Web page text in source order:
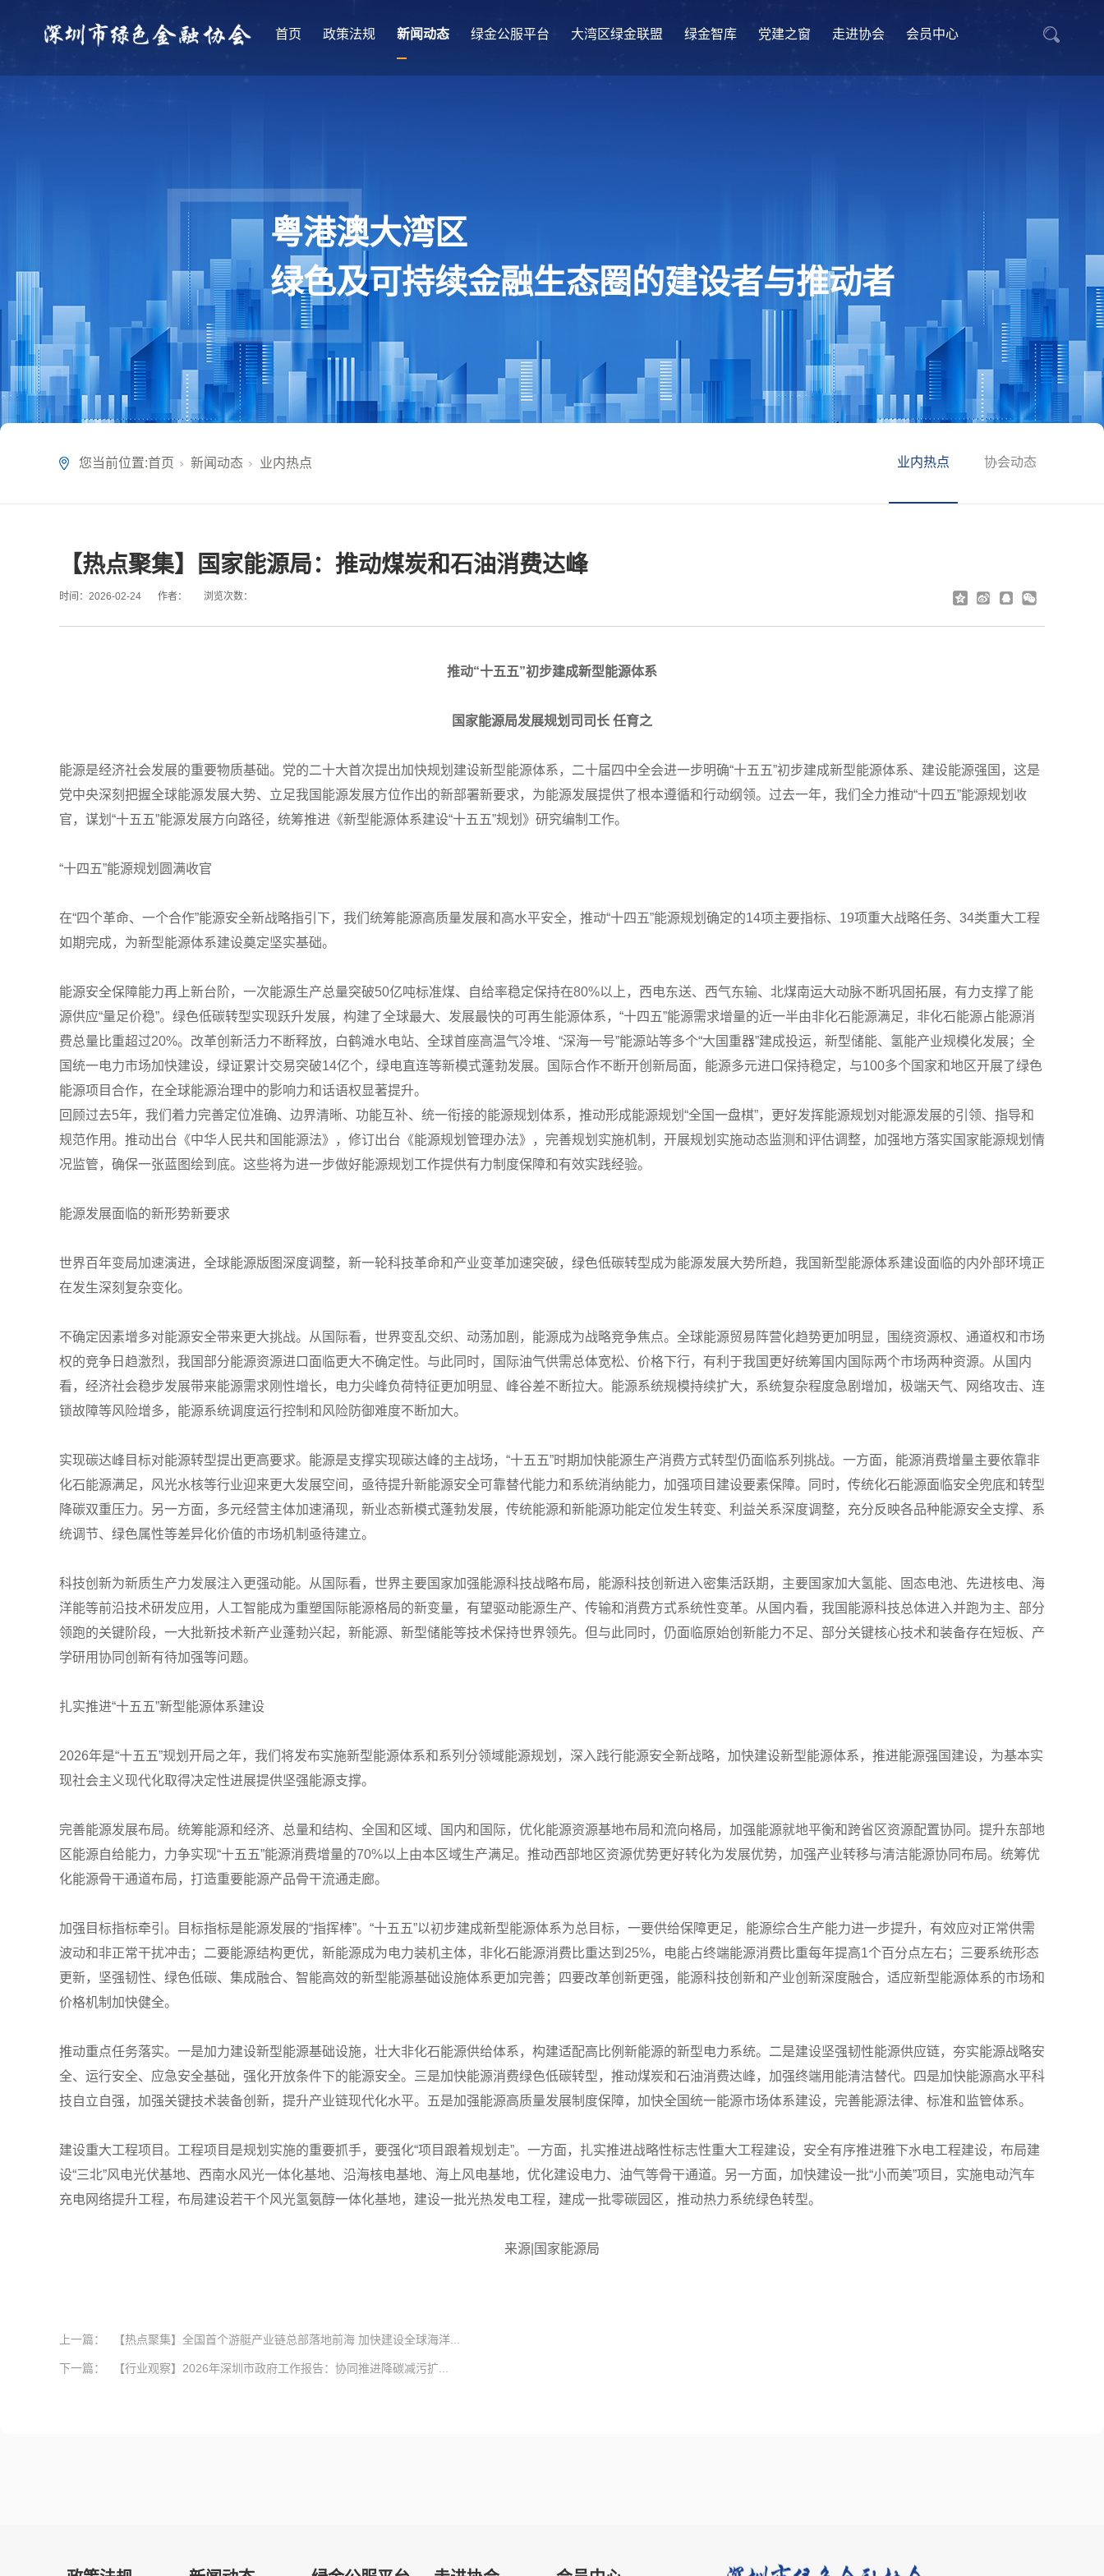
首页 政策法规 新闻动态 绿金公服平台 大湾区绿金联盟 绿金智库 党建之窗 走进协会 会员中心
粤港澳大湾区
绿色及可持续金融生态圈的建设者与推动者
您当前位置:首页 新闻动态 业内热点 业内热点 协会动态
【热点聚集】国家能源局：推动煤炭和石油消费达峰
时间： 2026-02-24 作者： 浏览次数：
推动“十五五”初步建成新型能源体系
国家能源局发展规划司司长 任育之
能源是经济社会发展的重要物质基础。党的二十大首次提出加快规划建设新型能源体系，二十届四中全会进一步明确“十五五”初步建成新型能源体系、建设能源强国，这是
党中央深刻把握全球能源发展大势、立足我国能源发展方位作出的新部署新要求，为能源发展提供了根本遵循和行动纲领。过去一年，我们全力推动“十四五”能源规划收
官，谋划“十五五”能源发展方向路径，统筹推进《新型能源体系建设“十五五”规划》研究编制工作。
“十四五”能源规划圆满收官
在“四个革命、一个合作”能源安全新战略指引下，我们统筹能源高质量发展和高水平安全，推动“十四五”能源规划确定的14项主要指标、19项重大战略任务、34类重大工程
如期完成，为新型能源体系建设奠定坚实基础。
能源安全保障能力再上新台阶，一次能源生产总量突破50亿吨标准煤、自给率稳定保持在80%以上，西电东送、西气东输、北煤南运大动脉不断巩固拓展，有力支撑了能
源供应“量足价稳”。绿色低碳转型实现跃升发展，构建了全球最大、发展最快的可再生能源体系，“十四五”能源需求增量的近一半由非化石能源满足，非化石能源占能源消
费总量比重超过20%。改革创新活力不断释放，白鹤滩水电站、全球首座高温气冷堆、“深海一号”能源站等多个“大国重器”建成投运，新型储能、氢能产业规模化发展；全
国统一电力市场加快建设，绿证累计交易突破14亿个，绿电直连等新模式蓬勃发展。国际合作不断开创新局面，能源多元进口保持稳定，与100多个国家和地区开展了绿色
能源项目合作，在全球能源治理中的影响力和话语权显著提升。
回顾过去5年，我们着力完善定位准确、边界清晰、功能互补、统一衔接的能源规划体系，推动形成能源规划“全国一盘棋”，更好发挥能源规划对能源发展的引领、指导和
规范作用。推动出台《中华人民共和国能源法》，修订出台《能源规划管理办法》，完善规划实施机制，开展规划实施动态监测和评估调整，加强地方落实国家能源规划情
况监管，确保一张蓝图绘到底。这些将为进一步做好能源规划工作提供有力制度保障和有效实践经验。
能源发展面临的新形势新要求
世界百年变局加速演进，全球能源版图深度调整，新一轮科技革命和产业变革加速突破，绿色低碳转型成为能源发展大势所趋，我国新型能源体系建设面临的内外部环境正
在发生深刻复杂变化。
不确定因素增多对能源安全带来更大挑战。从国际看，世界变乱交织、动荡加剧，能源成为战略竞争焦点。全球能源贸易阵营化趋势更加明显，围绕资源权、通道权和市场
权的竞争日趋激烈，我国部分能源资源进口面临更大不确定性。与此同时，国际油气供需总体宽松、价格下行，有利于我国更好统筹国内国际两个市场两种资源。从国内
看，经济社会稳步发展带来能源需求刚性增长，电力尖峰负荷特征更加明显、峰谷差不断拉大。能源系统规模持续扩大，系统复杂程度急剧增加，极端天气、网络攻击、连
锁故障等风险增多，能源系统调度运行控制和风险防御难度不断加大。
实现碳达峰目标对能源转型提出更高要求。能源是支撑实现碳达峰的主战场，“十五五”时期加快能源生产消费方式转型仍面临系列挑战。一方面，能源消费增量主要依靠非
化石能源满足，风光水核等行业迎来更大发展空间，亟待提升新能源安全可靠替代能力和系统消纳能力，加强项目建设要素保障。同时，传统化石能源面临安全兜底和转型
降碳双重压力。另一方面，多元经营主体加速涌现，新业态新模式蓬勃发展，传统能源和新能源功能定位发生转变、利益关系深度调整，充分反映各品种能源安全支撑、系
统调节、绿色属性等差异化价值的市场机制亟待建立。
科技创新为新质生产力发展注入更强动能。从国际看，世界主要国家加强能源科技战略布局，能源科技创新进入密集活跃期，主要国家加大氢能、固态电池、先进核电、海
洋能等前沿技术研发应用，人工智能成为重塑国际能源格局的新变量，有望驱动能源生产、传输和消费方式系统性变革。从国内看，我国能源科技总体进入并跑为主、部分
领跑的关键阶段，一大批新技术新产业蓬勃兴起，新能源、新型储能等技术保持世界领先。但与此同时，仍面临原始创新能力不足、部分关键核心技术和装备存在短板、产
学研用协同创新有待加强等问题。
扎实推进“十五五”新型能源体系建设
2026年是“十五五”规划开局之年，我们将发布实施新型能源体系和系列分领域能源规划，深入践行能源安全新战略，加快建设新型能源体系，推进能源强国建设，为基本实
现社会主义现代化取得决定性进展提供坚强能源支撑。
完善能源发展布局。统筹能源和经济、总量和结构、全国和区域、国内和国际，优化能源资源基地布局和流向格局，加强能源就地平衡和跨省区资源配置协同。提升东部地
区能源自给能力，力争实现“十五五”能源消费增量的70%以上由本区域生产满足。推动西部地区资源优势更好转化为发展优势，加强产业转移与清洁能源协同布局。统筹优
化能源骨干通道布局，打造重要能源产品骨干流通走廊。
加强目标指标牵引。目标指标是能源发展的“指挥棒”。“十五五”以初步建成新型能源体系为总目标，一要供给保障更足，能源综合生产能力进一步提升，有效应对正常供需
波动和非正常干扰冲击；二要能源结构更优，新能源成为电力装机主体，非化石能源消费比重达到25%，电能占终端能源消费比重每年提高1个百分点左右；三要系统形态
更新，坚强韧性、绿色低碳、集成融合、智能高效的新型能源基础设施体系更加完善；四要改革创新更强，能源科技创新和产业创新深度融合，适应新型能源体系的市场和
价格机制加快健全。
推动重点任务落实。一是加力建设新型能源基础设施，壮大非化石能源供给体系，构建适配高比例新能源的新型电力系统。二是建设坚强韧性能源供应链，夯实能源战略安
全、运行安全、应急安全基础，强化开放条件下的能源安全。三是加快能源消费绿色低碳转型，推动煤炭和石油消费达峰，加强终端用能清洁替代。四是加快能源高水平科
技自立自强，加强关键技术装备创新，提升产业链现代化水平。五是加强能源高质量发展制度保障，加快全国统一能源市场体系建设，完善能源法律、标准和监管体系。
建设重大工程项目。工程项目是规划实施的重要抓手，要强化“项目跟着规划走”。一方面，扎实推进战略性标志性重大工程建设，安全有序推进雅下水电工程建设，布局建
设“三北”风电光伏基地、西南水风光一体化基地、沿海核电基地、海上风电基地，优化建设电力、油气等骨干通道。另一方面，加快建设一批“小而美”项目，实施电动汽车
充电网络提升工程，布局建设若干个风光氢氨醇一体化基地，建设一批光热发电工程，建成一批零碳园区，推动热力系统绿色转型。
来源|国家能源局
上一篇： 【热点聚集】全国首个游艇产业链总部落地前海 加快建设全球海洋...
下一篇： 【行业观察】2026年深圳市政府工作报告：协同推进降碳减污扩...